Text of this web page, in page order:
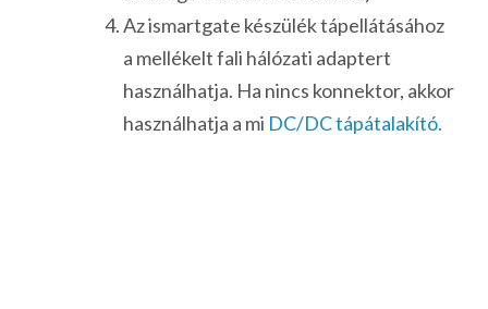
Az ismartgate készülék tápellátásához
a mellékelt fali hálózati adaptert
használhatja. Ha nincs konnektor, akkor
használhatja a mi DC/DC tápátalakító.